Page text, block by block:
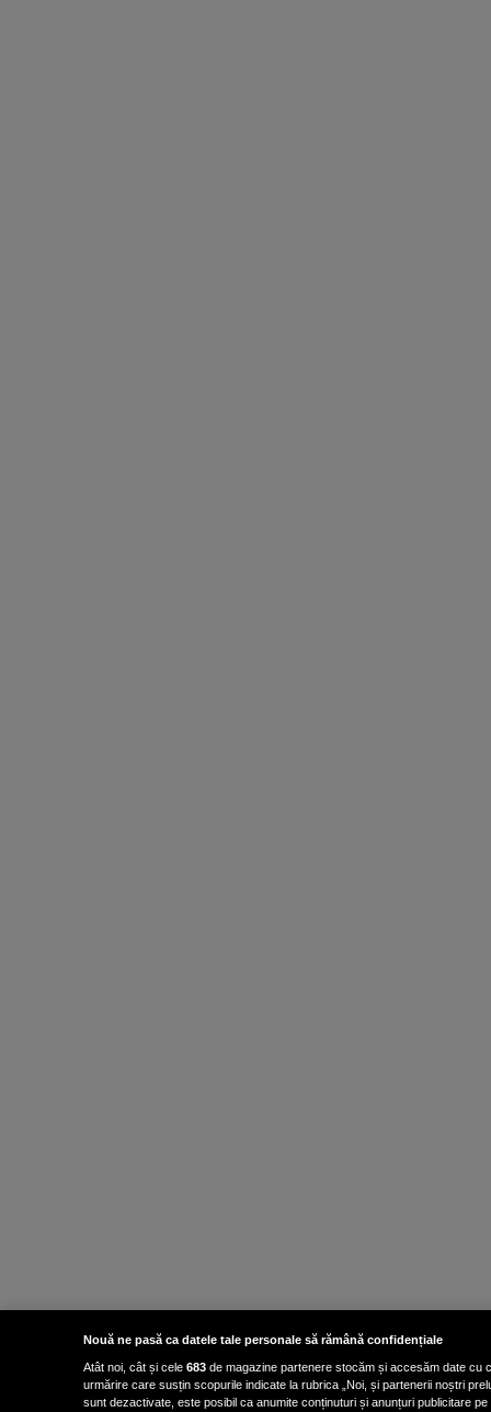
Nouă ne pasă ca datele tale personale să rămână confidențiale
Atât noi, cât și cele 683 de magazine partenere stocăm și accesăm date cu
urmărire care susțin scopurile indicate la rubrica „Noi, și partenerii noștri
sunt dezactivate, este posibil ca anumite conținuturi și anunțuri publicitare